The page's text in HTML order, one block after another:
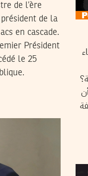
de l’ère
président de la
en cascade.
Président
le 25
بأن